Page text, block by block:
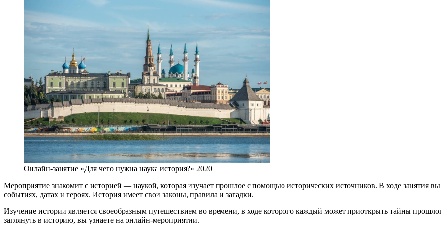
Онлайн-занятие «Для чего нужна наука история?» 2020
Мероприятие знакомит с историей — наукой, которая изучает прошлое с помощью исторических источников. В ходе занятия
событиях, датах и героях. История имеет свои законы, правила и загадки.
Изучение истории является своеобразным путешествием во времени, в ходе которого каждый может приоткрыть тайны
заглянуть в историю, вы узнаете на онлайн-мероприятии.